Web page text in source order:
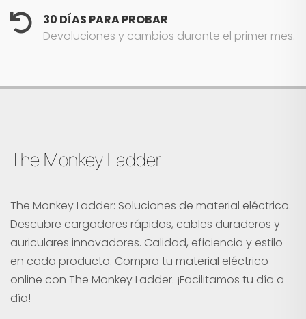
30 DÍAS PARA PROBAR
Devoluciones y cambios durante el primer mes.
The Monkey Ladder
The Monkey Ladder: Soluciones de material eléctrico.
Descubre cargadores rápidos, cables duraderos y
auriculares innovadores. Calidad, eficiencia y estilo
en cada producto. Compra tu material eléctrico
online con The Monkey Ladder. ¡Facilitamos tu día a
día!